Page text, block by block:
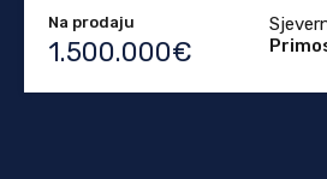
Na prodaju
1.500.000€